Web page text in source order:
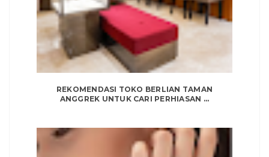
REKOMENDASI TOKO BERLIAN TAMAN
ANGGREK UNTUK CARI PERHIASAN ...